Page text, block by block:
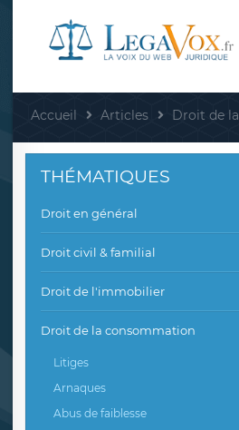
Accueil Articles Droit de
THÉMATIQUES
Droit en général
Droit civil & familial
Droit de l'immobilier
Droit de la consommation
Litiges
Arnaques
Abus de faiblesse